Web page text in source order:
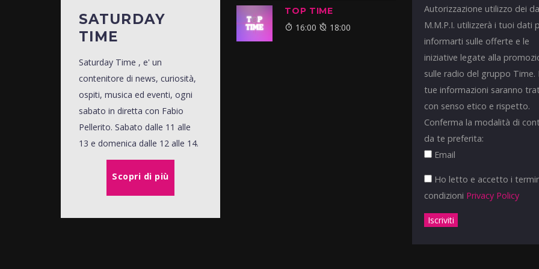
SATURDAY
TIME
Saturday Time , e' un
contenitore di news, curiosità,
ospiti, musica ed eventi, ogni
sabato in diretta con Fabio
Pellerito. Sabato dalle 11 alle
13 e domenica dalle 12 alle 14.
Scopri di più
TOP TIME
16:00 18:00
Autorizzazione utilizzo dei
M.M.P.I. utilizzerà i tuoi dati
informarti sulle offerte e le
iniziative legate alla
sulle radio del gruppo Time.
tue informazioni saranno
con senso etico e rispetto.
Conferma la modalità di
da te preferita:
Email
Ho letto e accetto i
condizioni Privacy Policy